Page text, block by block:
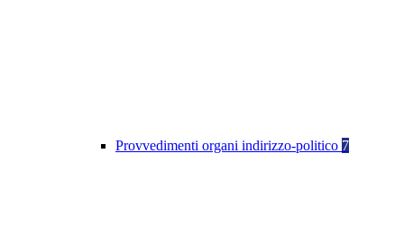
Provvedimenti organi indirizzo-politico 7